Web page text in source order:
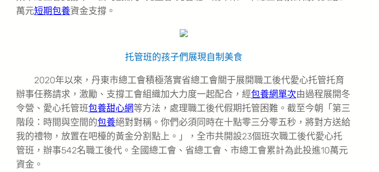
萬元短期包養資金支撐。
托管班的孩子們展現自制美食
2020年以來，丹東市總工會積極落實省總工會關于展開職工後代愛心托管托育
辦事任務請求，激勵、支撐工會組織加大力度一起配合，經包養網單次由過程展開冬
令營、愛心托管班包養甜心網等方法，處理職工後代假期托管困難。截至今朝「第三
階段：時間與空間的包養絕對對稱。你們必須同時在十點零三分零五秒，將對方送給
我的禮物，放置在吧檯的黃金分割點上。」，全市共開設23個班次職工後代愛心托
管班，辦事542名職工後代。全國總工會、省總工會、市總工會累計為此投進10萬元
資金。